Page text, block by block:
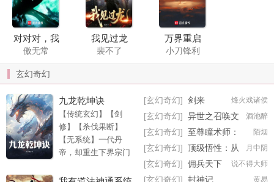
对对对，我
们亡灵法师
就是这样的
傲无常
我见过龙
裴不了
万界重启
小刀锋利
我得给这世
界上堂课
巫马行
虎枭
高月
锦衣无双
荣小荣
玄幻奇幻
九龙乾坤诀
【传统玄幻】【剑
修】【杀伐果断】
【无系统】一代丹
帝，却重生下界宗门
空，本以为只需重走
烽火戏诸侯
[玄幻奇幻] 剑来
酒池醉
[玄幻奇幻] 异世之召唤文
臣猛将
陌烟
[玄幻奇幻] 至尊瞳术师：
绝世大小姐
月中阴
[玄幻奇幻] 顶级悟性：从
基础拳法开始
说不得大师
[玄幻奇幻] 佣兵天下
黄易
[玄幻奇幻] 封神记